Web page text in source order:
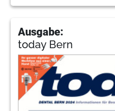
Ausgabe:
today Bern